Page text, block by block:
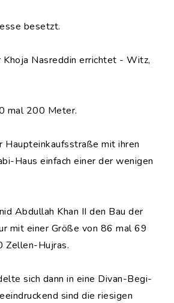
besetzt.
Khoja Nasreddin errichtet - Witz,
mal 200 Meter.
mit ihren
Haus einfach einer der wenigen
Abdullah Khan II den Bau der
mit einer Größe von 86 mal 69
Zellen-Hujras.
sich dann in eine Divan-Begi-
sind die riesigen